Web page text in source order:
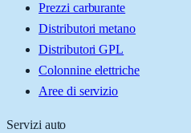
Prezzi carburante
Distributori metano
Distributori GPL
Colonnine elettriche
Aree di servizio
Servizi auto